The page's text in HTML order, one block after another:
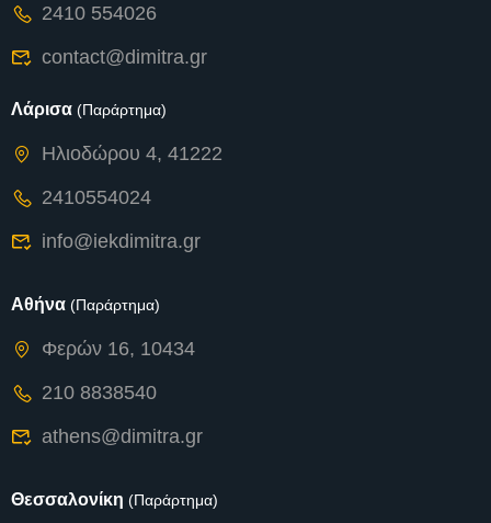
2410 554026
contact@dimitra.gr
Λάρισα (Παράρτημα)
Ηλιοδώρου 4, 41222
2410554024
info@iekdimitra.gr
Αθήνα (Παράρτημα)
Φερών 16, 10434
210 8838540
athens@dimitra.gr
Θεσσαλονίκη (Παράρτημα)